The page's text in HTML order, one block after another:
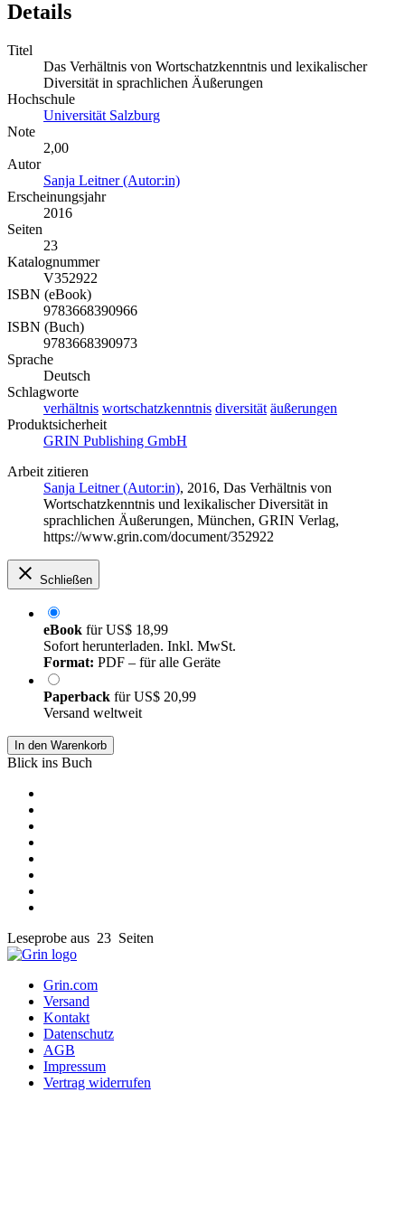
Details
Titel
Das Verhältnis von Wortschatzkenntnis und lexikalischer
Diversität in sprachlichen Äußerungen
Hochschule
Universität Salzburg
Note
2,00
Autor
Sanja Leitner (Autor:in)
Erscheinungsjahr
2016
Seiten
23
Katalognummer
V352922
ISBN (eBook)
9783668390966
ISBN (Buch)
9783668390973
Sprache
Deutsch
Schlagworte
verhältnis wortschatzkenntnis diversität äußerungen
Produktsicherheit
GRIN Publishing GmbH
Arbeit zitieren
Sanja Leitner (Autor:in), 2016, Das Verhältnis von
Wortschatzkenntnis und lexikalischer Diversität in
sprachlichen Äußerungen, München, GRIN Verlag,
https://www.grin.com/document/352922
Schließen
eBook fürUS$ 18,99
Sofort herunterladen. Inkl. MwSt.
Format: PDF – für alle Geräte
Paperback fürUS$ 20,99
Versand weltweit
In den Warenkorb
Blick ins Buch
Leseprobe aus 23 Seiten
Grin.com
Versand
Kontakt
Datenschutz
AGB
Impressum
Vertrag widerrufen